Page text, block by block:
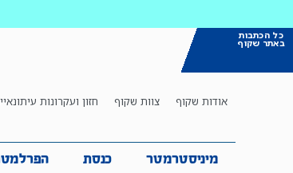
כל הכתבות
באתר שקוף
אודות שקוף צוות שקוף חזון ועקרונות
מיניסטרמטר כנסת
מיניסטרמטר כנסת